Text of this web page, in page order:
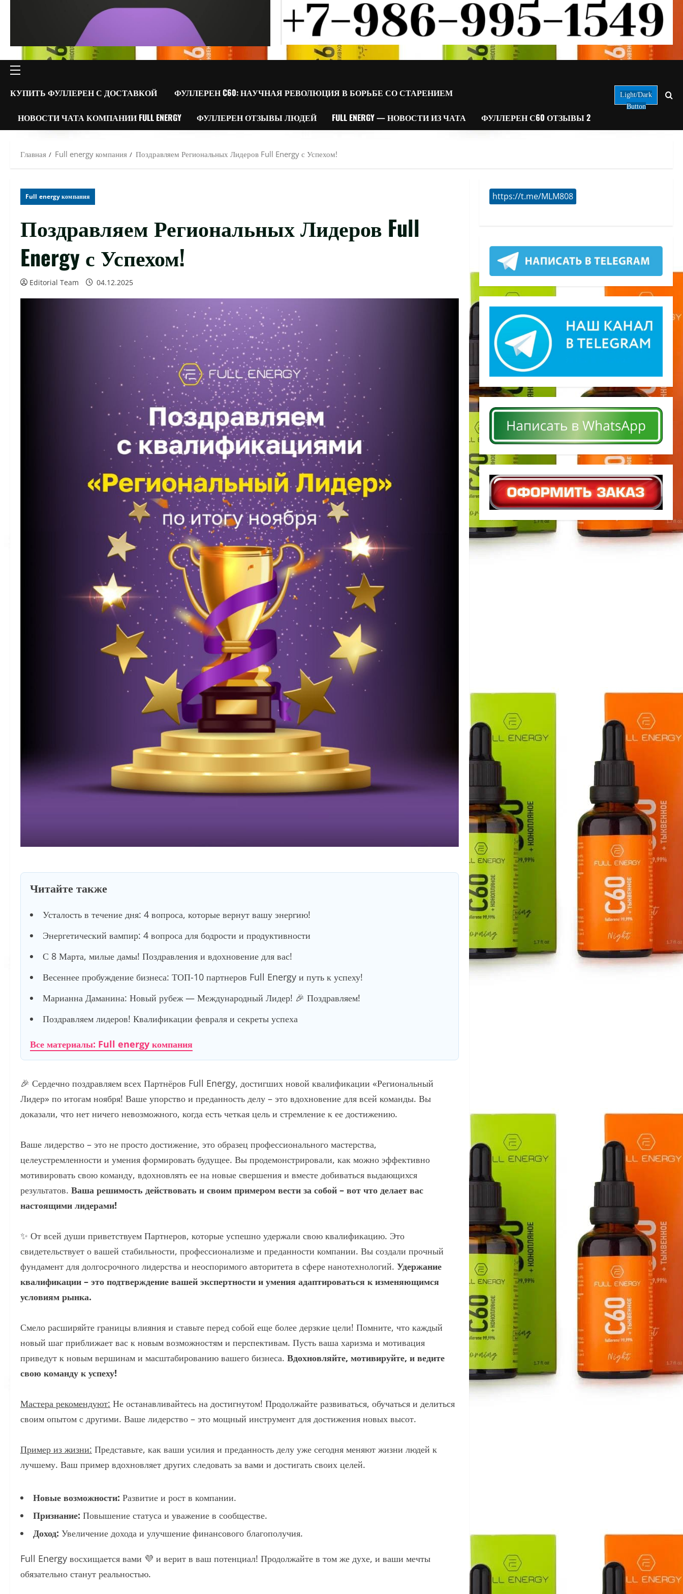
ОСНОВНОЕ
МЕНЮ
КУПИТЬ ФУЛЛЕРЕН С ДОСТАВКОЙ ФУЛЛЕРЕН C60: НАУЧНАЯ РЕВОЛЮЦИЯ В БОРЬБЕ СО СТАРЕНИЕМ
НОВОСТИ ЧАТА КОМПАНИИ FULL ENERGY ФУЛЛЕРЕН ОТЗЫВЫ ЛЮДЕЙ FULL ENERGY — НОВОСТИ ИЗ ЧАТА ФУЛЛЕРЕН С60 ОТЗЫВЫ 2
Light/Dark
Button
Главная Full energy компания Поздравляем Региональных Лидеров Full Energy с Успехом!
Full energy компания
Поздравляем Региональных Лидеров Full
Energy с Успехом!
Editorial Team 04.12.2025
Читайте также
Усталость в течение дня: 4 вопроса, которые вернут вашу энергию!
Энергетический вампир: 4 вопроса для бодрости и продуктивности
С 8 Марта, милые дамы! Поздравления и вдохновение для вас!
Весеннее пробуждение бизнеса: ТОП-10 партнеров Full Energy и путь к успеху!
Марианна Даманина: Новый рубеж — Международный Лидер! 🎉 Поздравляем!
Поздравляем лидеров! Квалификации февраля и секреты успеха
Все материалы: Full energy компания
🎉 Сердечно поздравляем всех Партнёров Full Energy, достигших новой квалификации «Региональный
Лидер» по итогам ноября! Ваше упорство и преданность делу – это вдохновение для всей команды. Вы
доказали, что нет ничего невозможного, когда есть четкая цель и стремление к ее достижению.
Ваше лидерство – это не просто достижение, это образец профессионального мастерства,
целеустремленности и умения формировать будущее. Вы продемонстрировали, как можно эффективно
мотивировать свою команду, вдохновлять ее на новые свершения и вместе добиваться выдающихся
результатов. Ваша решимость действовать и своим примером вести за собой – вот что делает вас
настоящими лидерами!
✨ От всей души приветствуем Партнеров, которые успешно удержали свою квалификацию. Это
свидетельствует о вашей стабильности, профессионализме и преданности компании. Вы создали прочный
фундамент для долгосрочного лидерства и неоспоримого авторитета в сфере нанотехнологий. Удержание
квалификации – это подтверждение вашей экспертности и умения адаптироваться к изменяющимся
условиям рынка.
Смело расширяйте границы влияния и ставьте перед собой еще более дерзкие цели! Помните, что каждый
новый шаг приближает вас к новым возможностям и перспективам. Пусть ваша харизма и мотивация
приведут к новым вершинам и масштабированию вашего бизнеса. Вдохновляйте, мотивируйте, и ведите
свою команду к успеху!
Мастера рекомендуют: Не останавливайтесь на достигнутом! Продолжайте развиваться, обучаться и делиться
своим опытом с другими. Ваше лидерство – это мощный инструмент для достижения новых высот.
Пример из жизни: Представьте, как ваши усилия и преданность делу уже сегодня меняют жизни людей к
лучшему. Ваш пример вдохновляет других следовать за вами и достигать своих целей.
Новые возможности: Развитие и рост в компании.
Признание: Повышение статуса и уважение в сообществе.
Доход: Увеличение дохода и улучшение финансового благополучия.
Full Energy восхищается вами 💜 и верит в ваш потенциал! Продолжайте в том же духе, и ваши мечты
обязательно станут реальностью.
https://t.me/MLM808